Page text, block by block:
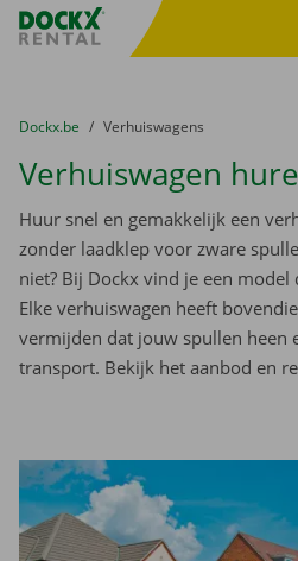
Fratello DEMO
U bevindt zich hier:
van
Dockx.be naar
Verhuiswagens
Verhuiswagen
Huur snel en gemakkelijk een
zonder laadklep voor zware
niet? Bij Dockx vind je een
Elke verhuiswagen heeft
vermijden dat jouw spullen heen
transport. Bekijk het aanbod en